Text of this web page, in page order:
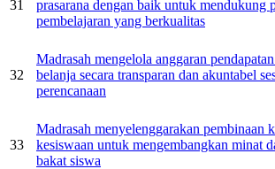
31
prasarana dengan baik untuk mendukung
pembelajaran yang berkualitas
32
Madrasah mengelola anggaran
belanja secara transparan dan akuntabel
perencanaan
33
Madrasah menyelenggarakan pembinaan
kesiswaan untuk mengembangkan minat
bakat siswa